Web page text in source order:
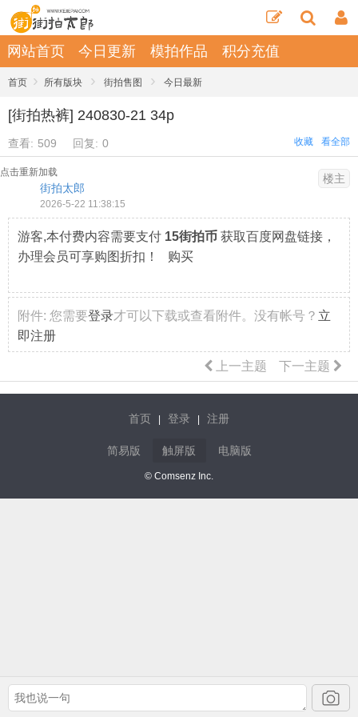
网站首页 今日更新 模拍作品 积分充值
首页 › 所有版块 › 街拍售图 › 今日最新
[街拍热裤] 240830-21 34p
查看: 509 回复: 0 看全部
收藏
点击重新加载
街拍太郎
2026-5-22 11:38:15
楼主
游客,本付费内容需要支付 15街拍币 获取百度网盘链接，
办理会员可享购图折扣！ 购买
附件: 您需要登录才可以下载或查看附件。没有帐号？ 立
即注册
下一主题
上一主题
首页 登录 注册
简易版 触屏版 电脑版
© Comsenz Inc.